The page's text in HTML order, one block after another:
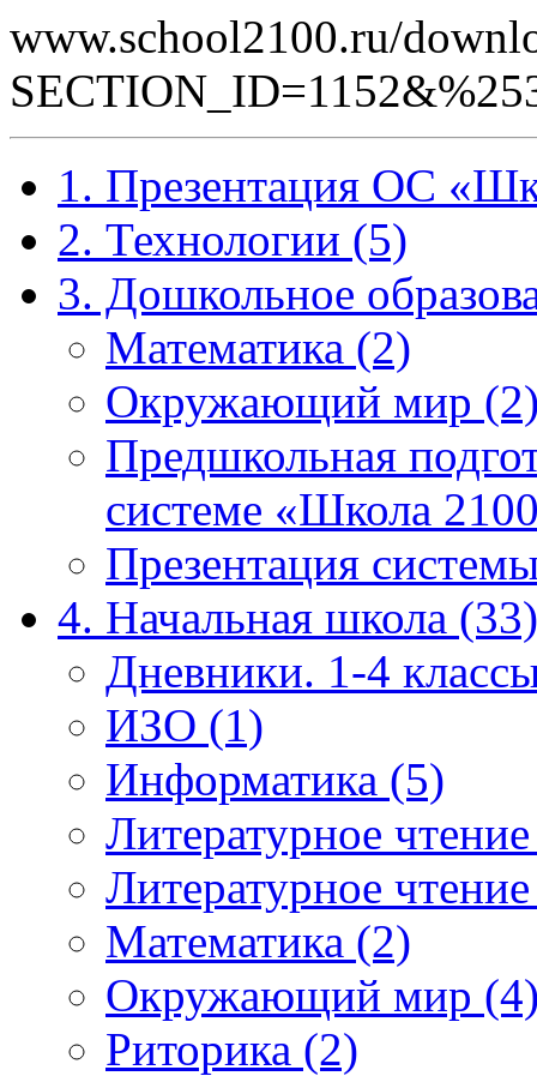
www.school2100.ru/
1. Презентация ОС
2. Технологии (5)
3. Дошкольное
Математика (2)
Окружающий мир
Предшкольная
системе «Школа
Презентация
4. Начальная школа (33)
Дневники. 1-4
ИЗО (1)
Информатика (5)
Литературное
Литературное
Математика (2)
Окружающий мир
Риторика (2)